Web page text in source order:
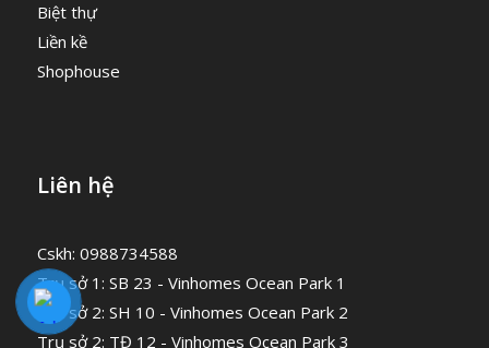
Biệt thự
Liền kề
Shophouse
Liên hệ
Cskh: 0988734588
Trụ sở 1: SB 23 - Vinhomes Ocean Park 1
Trụ sở 2: SH 10 - Vinhomes Ocean Park 2
Trụ sở 2: TĐ 12 - Vinhomes Ocean Park 3